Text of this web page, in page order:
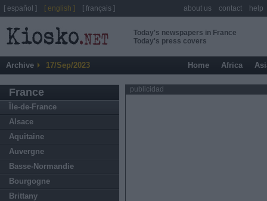
Today's newspapers in France
Today's press covers
Archive 17/Sep/2023 Home Africa
France
Île-de-France
Alsace
Aquitaine
Auvergne
Basse-Normandie
Bourgogne
Brittany
publicidad
[ español ] [ english ] [ français ] about us contact help